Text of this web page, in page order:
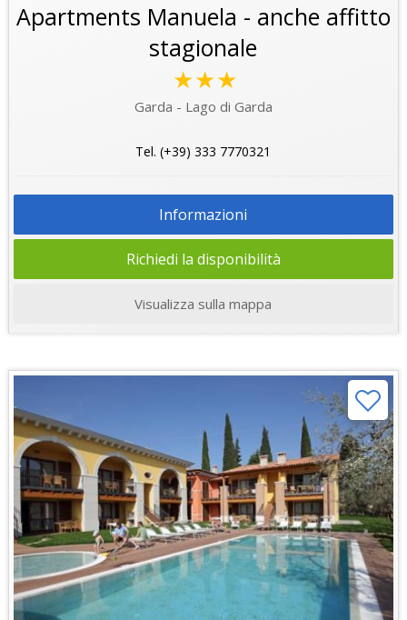
Apartments Manuela - anche affitto
stagionale
★★★
Garda - Lago di Garda
Tel. (+39) 333 7770321
Informazioni
Richiedi la disponibilità
Visualizza sulla mappa